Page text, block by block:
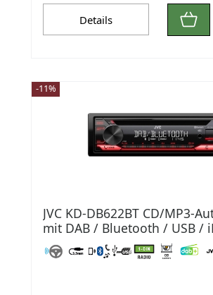
Details
-11%
JVC KD-DB622BT CD/MP3-
mit DAB / Bluetooth / USB /
AUX-IN